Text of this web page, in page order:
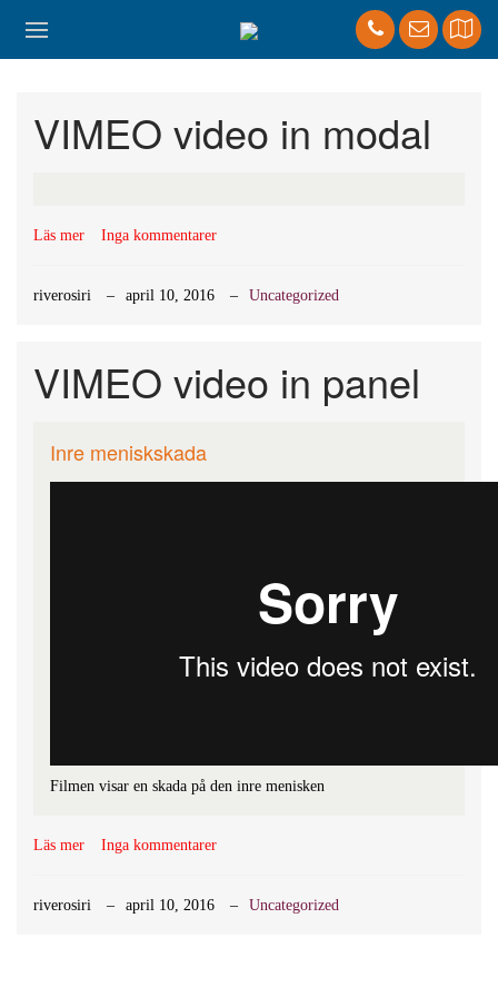
VIMEO video in modal
Läs mer Inga kommentarer
riverosiri april 10, 2016 Uncategorized
VIMEO video in panel
Inre meniskskada
Filmen visar en skada på den inre menisken
Läs mer Inga kommentarer
riverosiri april 10, 2016 Uncategorized